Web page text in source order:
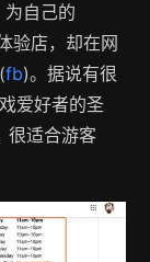
自己的
验店，却在网
(fb)。据说有很
爱好者的圣
很适合游客